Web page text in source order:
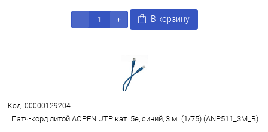
В корзину
Код: 00000129204
Патч-корд литой AOPEN UTP кат. 5е, синий, 3 м. (1/75) (ANP511_3M_B)